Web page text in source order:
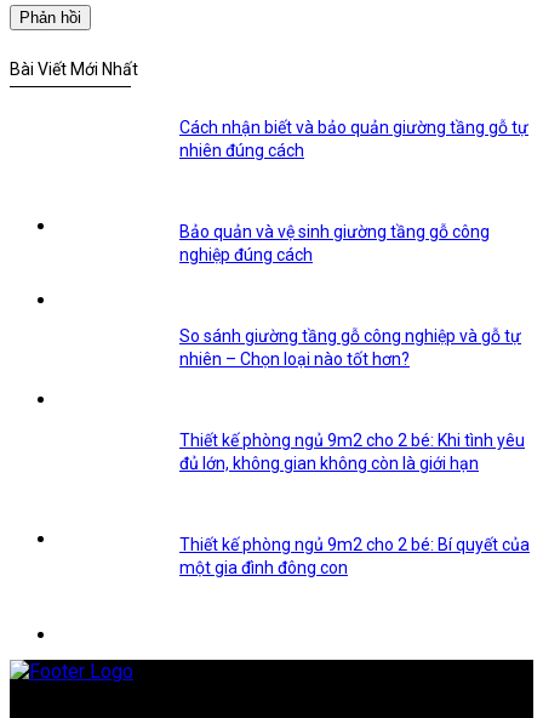
Bài Viết Mới Nhất
Cách nhận biết và bảo quản giường tầng gỗ tự
nhiên đúng cách
Bảo quản và vệ sinh giường tầng gỗ công
nghiệp đúng cách
So sánh giường tầng gỗ công nghiệp và gỗ tự
nhiên – Chọn loại nào tốt hơn?
Thiết kế phòng ngủ 9m2 cho 2 bé: Khi tình yêu
đủ lớn, không gian không còn là giới hạn
Thiết kế phòng ngủ 9m2 cho 2 bé: Bí quyết của
một gia đình đông con